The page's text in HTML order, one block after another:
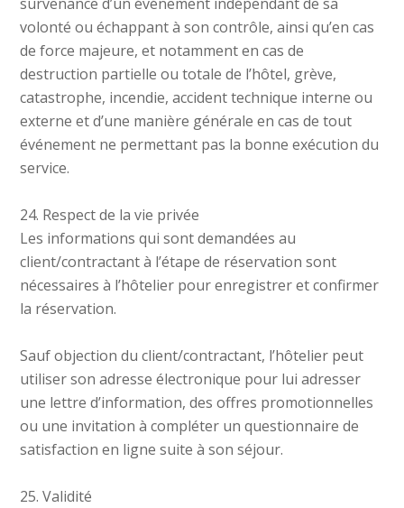
volonté ou échappant à son contrôle, ainsi qu’en cas
de force majeure, et notamment en cas de
destruction partielle ou totale de l’hôtel, grève,
catastrophe, incendie, accident technique interne ou
externe et d’une manière générale en cas de tout
événement ne permettant pas la bonne exécution du
service.
24. Respect de la vie privée
Les informations qui sont demandées au
client/contractant à l’étape de réservation sont
nécessaires à l’hôtelier pour enregistrer et confirmer
la réservation.
Sauf objection du client/contractant, l’hôtelier peut
utiliser son adresse électronique pour lui adresser
une lettre d’information, des offres promotionnelles
ou une invitation à compléter un questionnaire de
satisfaction en ligne suite à son séjour.
25. Validité